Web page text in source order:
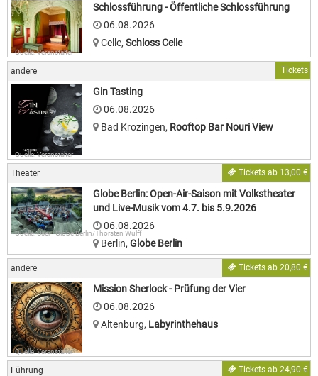
Quelle: Veranstalter
Schlossführung - Öffentliche Schlossführung
06.08.2026
Celle, Schloss Celle
andere Tickets
Quelle: Veranstalter
Gin Tasting
06.08.2026
Bad Krozingen, Rooftop Bar Nouri View
Theater Tickets ab 13,00 €
Quelle: User · Globe Berlin/Thorsten Wulff
Globe Berlin: Open-Air-Saison mit Volkstheater
und Live-Musik vom 4.7. bis 5.9.2026
06.08.2026
Berlin, Globe Berlin
andere Tickets ab 20,80 €
Quelle: Veranstalter
Mission Sherlock - Prüfung der Vier
06.08.2026
Altenburg, Labyrinthehaus
Führung Tickets ab 24,90 €